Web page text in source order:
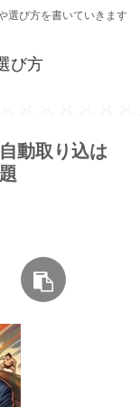
選び方を書いていきます
び方
動取り込は